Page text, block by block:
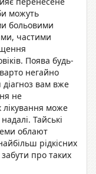
можуть
больовими
частими
Поява будь-
негайно
вам вже
не
лікування може
Тайські
облают
рідкісних
про таких